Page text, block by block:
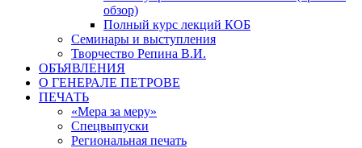
обзор)
Полный курс лекций КОБ
Семинары и выступления
Творчество Репина В.И.
ОБЪЯВЛЕНИЯ
О ГЕНЕРАЛЕ ПЕТРОВЕ
ПЕЧАТЬ
«Мера за меру»
Спецвыпуски
Региональная печать